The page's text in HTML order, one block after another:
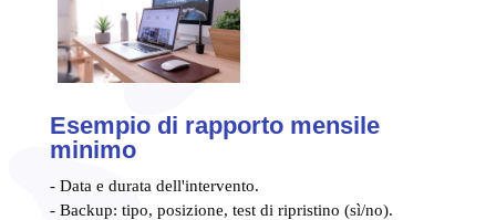
Esempio di rapporto mensile
minimo
- Data e durata dell'intervento.
- Backup: tipo, posizione, test di ripristino (sì/no).